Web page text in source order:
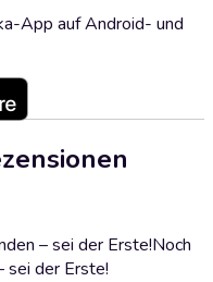
App auf Android- und
– sei der Erste!Noch
sei der Erste!